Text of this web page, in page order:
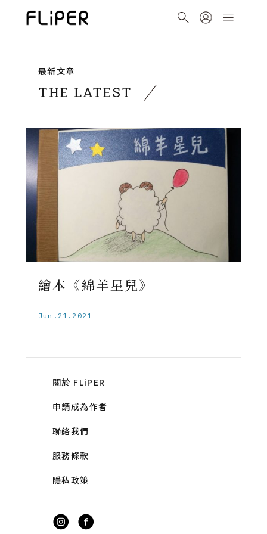
最新文章
THE LATEST
繪本《綿羊星兒》
Jun.21.2021
關於 FLiPER
申請成為作者
聯絡我們
服務條款
隱私政策